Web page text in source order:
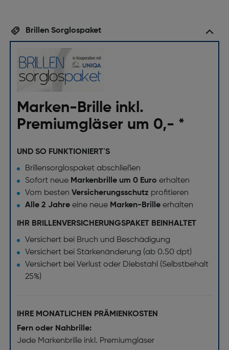
Brillen Sorglospaket
Marken-Brille inkl.
Premiumgläser um 0,- *
UND SO FUNKTIONIERT`S
Brillensorglospaket abschließen
Sofort neue Markenbrille um 0 Euro erhalten
Vom besten Versicherungsschutz profitieren
Alle 2 Jahreeine neue Marken-Brille erhalten
IHR BRILLENVERSICHERUNGSPAKET BEINHALTET
Versichert bei Bruch und Beschädigung
Versichert bei Stärkenänderung (ab 0.50 dpt)
Versichert bei Verlust oder Diebstahl (Selbstbehalt
25%)
IHRE MONATLICHEN PRÄMIENKOSTEN
Fern oder Nahbrille:
Jede Markenbrille inkl. Premiumgläser